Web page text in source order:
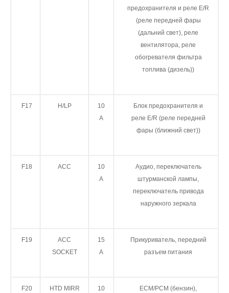
предохранителя и реле E/R
(реле передней фары
(дальний свет), реле
вентилятора, реле
обогревателя фильтра
топлива (дизель))
F17 H/LP
10
A
Блок предохранителя и
реле E/R (реле передней
фары (ближний свет))
F18 ACC
10
А
Aудио, переключатель
штурманской лампы,
переключатель привода
наружного зеркала
F19
ACC
SOCKET
15
A
Прикуриватель, передний
разъем питания
F20 HTD MIRR
10
ECM/PCM (бензин),